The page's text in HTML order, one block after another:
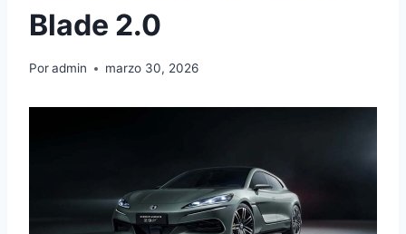
Blade 2.0
Poradmin marzo 30, 2026